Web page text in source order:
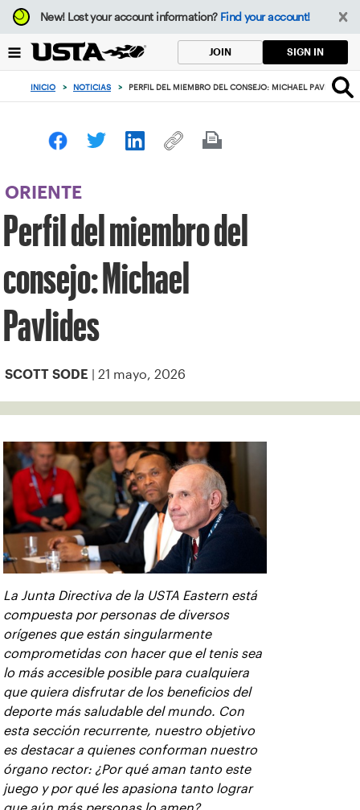
Enfoque
desde
botón
volver
principio
New!Lost your account information? Find your account!
JOIN SIGN IN
INICIO > NOTICIAS > PERFIL DEL MIEMBRO DEL CONSEJO: MICHAEL PAVLIDES
ORIENTE
Perfil del miembro del
consejo: Michael
Pavlides
SCOTT SODE | 21 mayo, 2026
La Junta Directiva de la USTA Eastern está
compuesta por personas de diversos
orígenes que están singularmente
comprometidas con hacer que el tenis sea
lo más accesible posible para cualquiera
que quiera disfrutar de los beneficios del
deporte más saludable del mundo. Con
esta sección recurrente, nuestro objetivo
es destacar a quienes conforman nuestro
órgano rector: ¿Por qué aman tanto este
juego y por qué les apasiona tanto lograr